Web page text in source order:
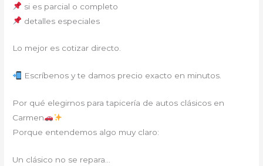
si es parcial o completo
detalles especiales
Lo mejor es cotizar directo.
Escríbenos y te damos precio exacto en minutos.
Por qué elegirnos para tapicería de autos clásicos en
Carmen
Porque entendemos algo muy claro:
Un clásico no se repara…